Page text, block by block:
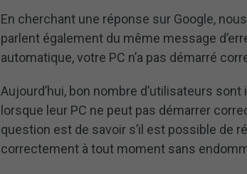
En cherchant une réponse sur Google,
parlent également du même message
automatique, votre PC n’a pas démarré
Aujourd’hui, bon nombre d’utilisateurs
lorsque leur PC ne peut pas démarrer
question est de savoir s’il est possible de
correctement à tout moment sans